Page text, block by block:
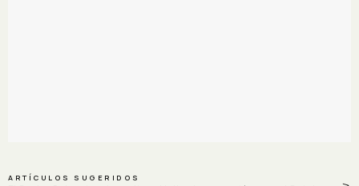
ARTÍCULOS SUGERIDOS